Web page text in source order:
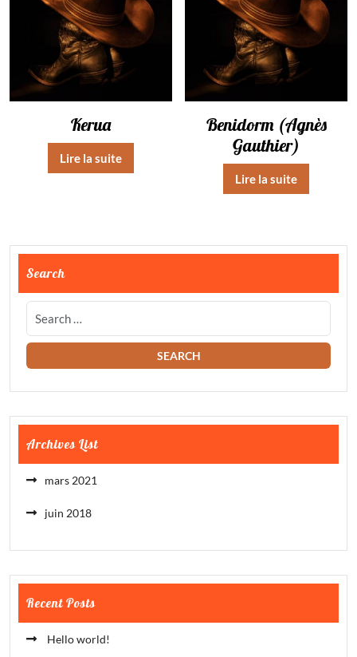
Kerua
Lire la suite
Benidorm (Agnès
Gauthier)
Lire la suite
Search
Archives List
mars 2021
juin 2018
Recent Posts
Hello world!